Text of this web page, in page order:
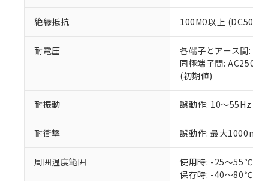
絶縁抵抗 100MΩ以上
耐電圧
各端子とアース
同極端子間:
(初期値)
耐振動 誤動作: 10～
耐衝撃 誤動作: 最大
周囲温度範囲
使用時: -25～55℃
保存時: -40～80℃
また、RoHS
混在すること
既に当社に